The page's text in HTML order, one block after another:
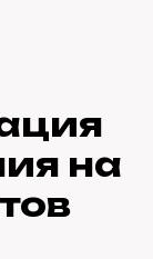
на